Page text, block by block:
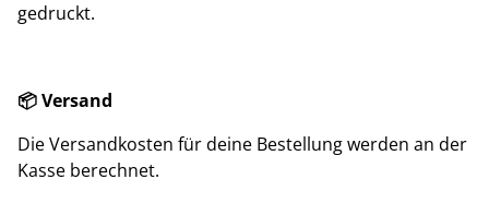
gedruckt.
📦 Versand
Die Versandkosten für deine Bestellung werden an der
Kasse berechnet.